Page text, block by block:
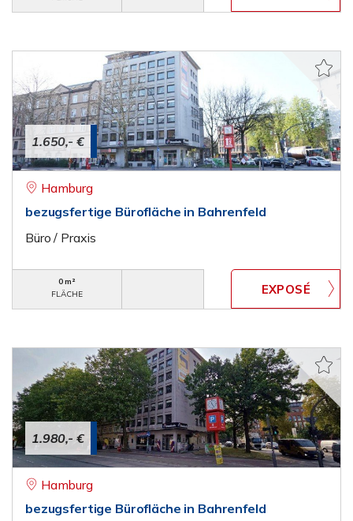
1.650,- €
Hamburg
bezugsfertige Bürofläche in Bahrenfeld
Büro / Praxis
0 m²
FLÄCHE
1.980,- €
Hamburg
bezugsfertige Bürofläche in Bahrenfeld